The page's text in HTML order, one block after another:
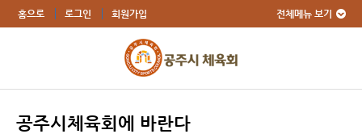
홈으로 로그인 회원가입 전체메뉴 보기
공주시체육회에 바란다